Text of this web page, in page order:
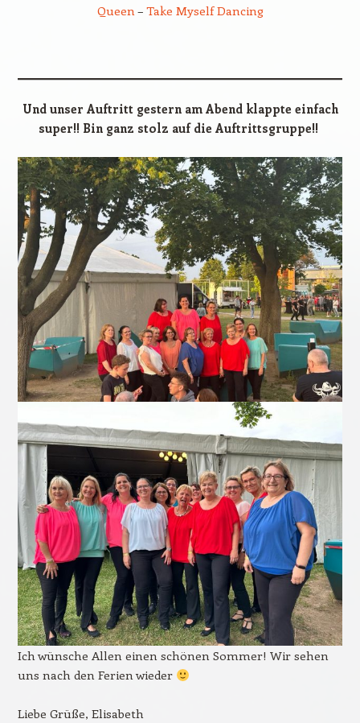
Queen– Take Myself Dancing
Und unser Auftritt gestern am Abend klappte einfach
super!! Bin ganz stolz auf die Auftrittsgruppe!!
Ich wünsche Allen einen schönen Sommer! Wir sehen
uns nach den Ferien wieder
Liebe Grüße, Elisabeth